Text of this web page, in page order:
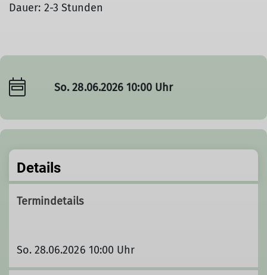
Dauer: 2-3 Stunden
So. 28.06.2026 10:00 Uhr
Details
Termindetails
So. 28.06.2026 10:00 Uhr